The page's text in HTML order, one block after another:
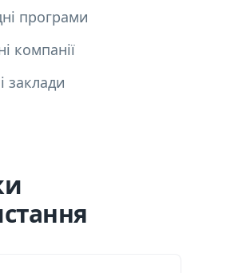
програми
компанії
заклади